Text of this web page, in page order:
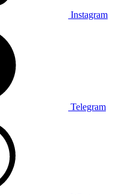
Instagram
Telegram